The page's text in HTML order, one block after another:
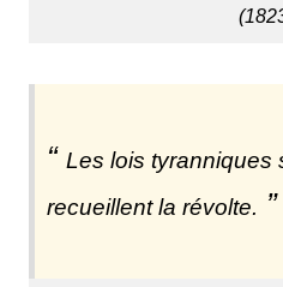
Les lois tyranniques
recueillent la révolte.